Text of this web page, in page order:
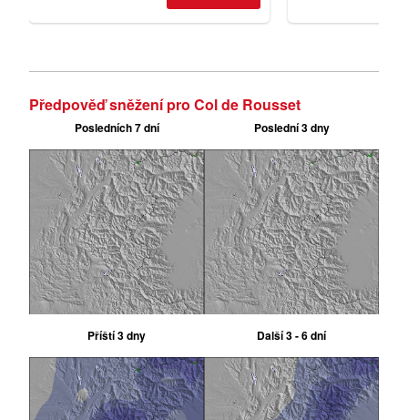
Předpověď sněžení pro Col de Rousset
Posledních 7 dní Poslední 3 dny
Příští 3 dny Další 3 - 6 dní